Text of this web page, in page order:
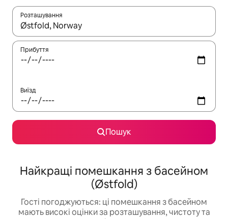
Розташування
Отримавши результати пошуку, використовуйте для
Прибуття
Виїзд
Пошук
Найкращі помешкання з басейном
(Østfold)
Гості погоджуються: ці помешкання з басейном
мають високі оцінки за розташування, чистоту та